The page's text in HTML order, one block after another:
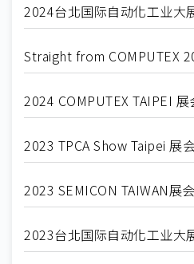
2024台北国际自动化工业大
Straight from COMPUTEX
2024 COMPUTEX TAIPEI 展
2023 TPCA Show Taipei 展
2023 SEMICON TAIWAN展
2023台北国际自动化工业大